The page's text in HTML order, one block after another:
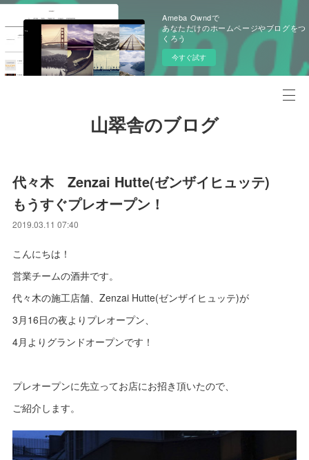
Ameba Owndで
あなただけのホームページやブログをつ
くろう
今すぐ試す
山翠舎のブログ
代々木 Zenzai Hutte(ゼンザイヒュッテ)
もうすぐプレオープン！
2019.03.11 07:40
こんにちは！
営業チームの酒井です。
代々木の施工店舗、Zenzai Hutte(ゼンザイヒュッテ)が
3月16日の夜よりプレオープン、
4月よりグランドオープンです！
プレオープンに先立ってお店にお招き頂いたので、
ご紹介します。